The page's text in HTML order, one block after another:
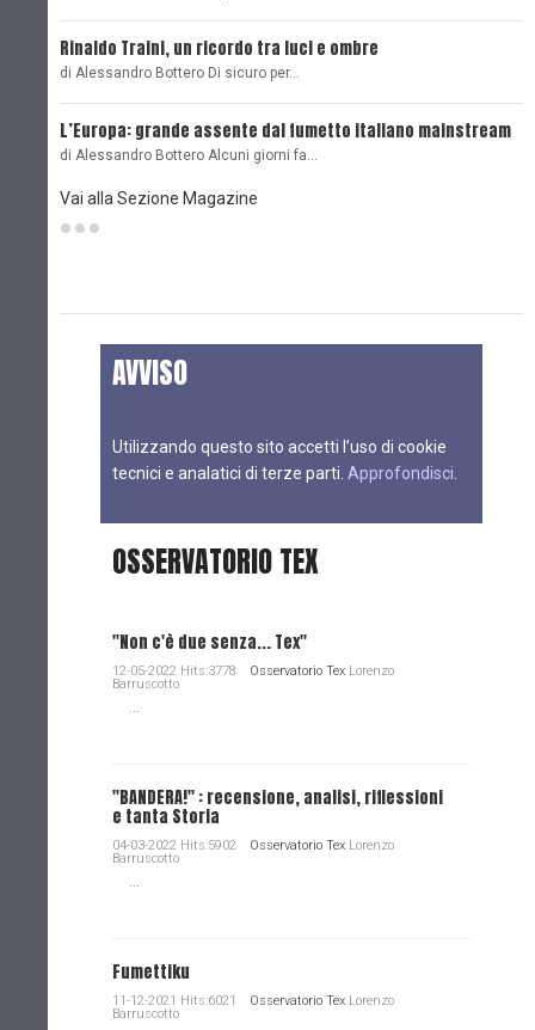
Rinaldo Traini, un ricordo tra luci e ombre
di Alessandro Bottero Di sicuro per…
L’Europa: grande assente dal fumetto italiano mainstream
di Alessandro Bottero Alcuni giorni fa…
Vai alla Sezione Magazine
AVVISO
Utilizzando questo sito accetti l’uso di cookie
tecnici e analatici di terze parti. Approfondisci
OSSERVATORIO TEX
"Non c'è due senza... Tex"
12-05-2022 Hits:3778 Osservatorio Tex Lorenzo
Barruscotto
"BANDERA!" : recensione, analisi, riflessioni
e tanta Storia
04-03-2022 Hits:5902 Osservatorio Tex Lorenzo
Barruscotto
Fumettiku
11-12-2021 Hits:6021 Osservatorio Tex Lorenzo
Barruscotto